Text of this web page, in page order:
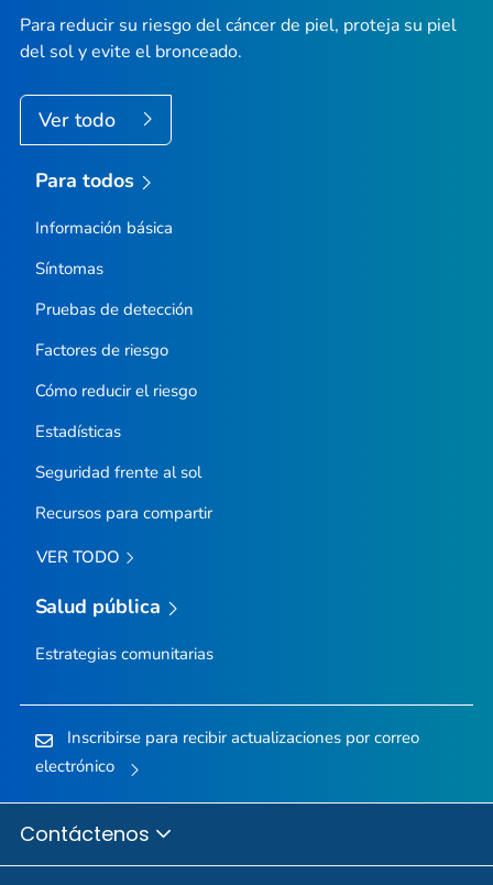
Para reducir su riesgo del cáncer de piel, proteja su piel
del sol y evite el bronceado.
Ver todo
Para todos
Información básica
Síntomas
Pruebas de detección
Factores de riesgo
Cómo reducir el riesgo
Estadísticas
Seguridad frente al sol
Recursos para compartir
VER TODO
Salud pública
Estrategias comunitarias
Inscribirse para recibir actualizaciones por correo
electrónico
Contáctenos